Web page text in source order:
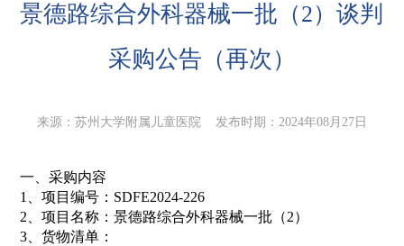
景德路综合外科器械一批（2）谈判
采购公告（再次）
来源：苏州大学附属儿童医院 发布时期：2024年08月27日
一、采购内容
1、项目编号：SDFE2024-226
2、项目名称：景德路综合外科器械一批（2）
3、货物清单：